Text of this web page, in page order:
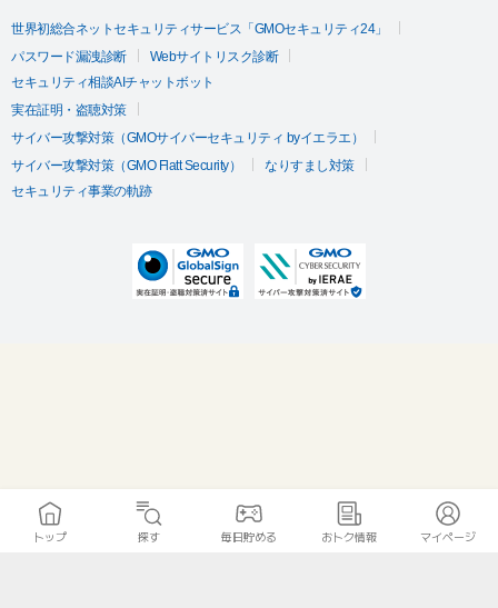
世界初総合ネットセキュリティサービス「GMOセキュリティ24」
パスワード漏洩診断
Webサイトリスク診断
セキュリティ相談AIチャットボット
実在証明・盗聴対策
サイバー攻撃対策（GMOサイバーセキュリティ byイエラエ）
サイバー攻撃対策（GMO Flatt Security）
なりすまし対策
セキュリティ事業の軌跡
トップ 探す 毎日貯める おトク情報 マイページ